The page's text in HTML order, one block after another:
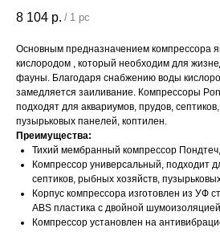
8 104 р. / 1 pc
Основным предназначением компрессора
кислородом , который необходим для
фауны. Благодаря снабжению воды
замедляется заиливание. Компрессоры
подходят для аквариумов, прудов,
пузырьковых панелей, коптилен.
Преимущества:
Тихий мембранный компрессор
Компрессор универсальный, подходит
септиков, рыбных хозяйств,
Корпус компрессора изготовлен из УФ
ABS пластика с двойной
Компрессор установлен на